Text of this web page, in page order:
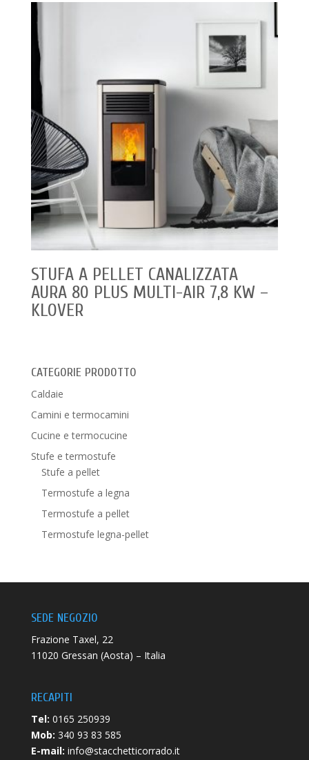
STUFA A PELLET CANALIZZATA
AURA 80 PLUS MULTI-AIR 7,8 KW –
KLOVER
CATEGORIE PRODOTTO
Caldaie
Camini e termocamini
Cucine e termocucine
Stufe e termostufe
Stufe a pellet
Termostufe a legna
Termostufe a pellet
Termostufe legna-pellet
SEDE NEGOZIO
Frazione Taxel, 22
11020 Gressan (Aosta) – Italia
RECAPITI
Tel: 0165 250939
Mob: 340 93 83 585
E-mail: info@stacchetticorrado.it